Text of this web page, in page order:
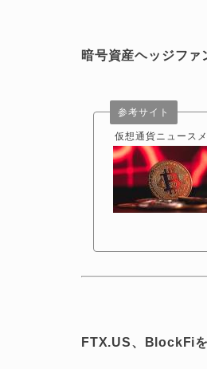
暗号資産ヘッジフ
仮想通貨ニュース
参考サイト
FTX.US、BlockFi